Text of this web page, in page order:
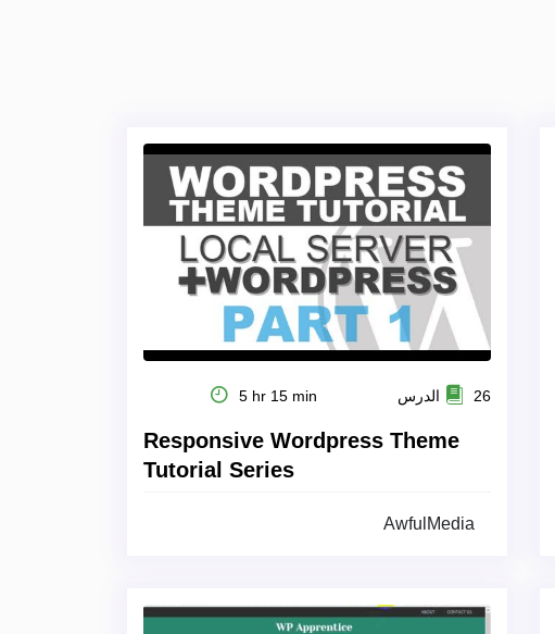
26 الدرس 5 hr 15 min
Responsive Wordpress Theme
Tutorial Series
AwfulMedia